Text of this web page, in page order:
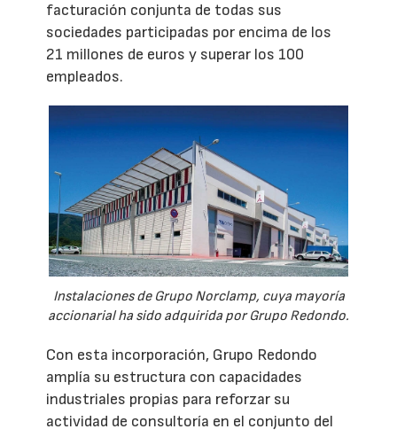
facturación conjunta de todas sus
sociedades participadas por encima de los
21 millones de euros y superar los 100
empleados.
Instalaciones de Grupo Norclamp, cuya mayoría
accionarial ha sido adquirida por Grupo Redondo.
Con esta incorporación, Grupo Redondo
amplía su estructura con capacidades
industriales propias para reforzar su
actividad de consultoría en el conjunto del